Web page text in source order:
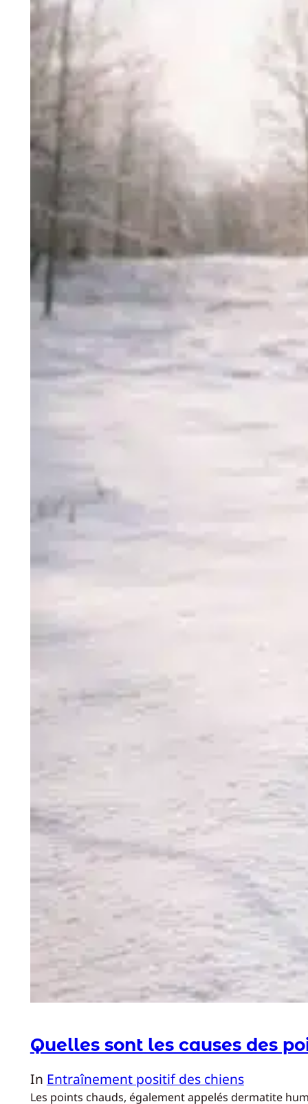
Quelles sont les causes des
In Entraînement positif des chiens
Les points chauds, également appelés dermatite